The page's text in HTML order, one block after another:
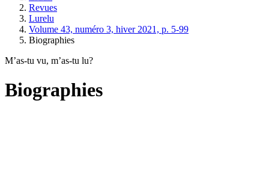
Revues
Lurelu
Volume 43, numéro 3, hiver 2021, p. 5-99
Biographies
M’as-tu vu, m’as-tu lu?
Biographies